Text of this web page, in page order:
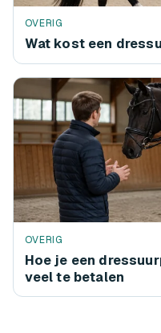
OVERIG
Wat kost een
OVERIG
Hoe je een
veel te betalen